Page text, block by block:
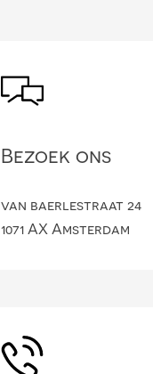
Bezoek ons
van baerlestraat 24
1071 AX Amsterdam